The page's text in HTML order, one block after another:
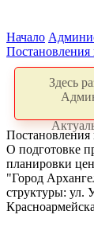
Начало
Постановления
Здесь
Постановления
О подготовке
планировки
"Город
структуры: ул.